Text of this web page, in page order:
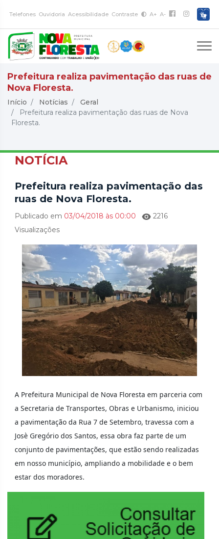
Telefones Ouvidoria Acessibilidade Contraste A+ A-
Prefeitura realiza pavimentação das ruas de
Nova Floresta.
Início Notícias
Geral
Prefeitura realiza pavimentação das ruas de Nova
Floresta.
NOTÍCIA
Prefeitura realiza pavimentação das
ruas de Nova Floresta.
Publicado em 03/04/2018 às 00:00
2216
Visualizações
A Prefeitura Municipal de Nova Floresta em parceria com
a Secretaria de Transportes, Obras e Urbanismo, iniciou
a pavimentação da Rua 7 de Setembro, travessa com a
Josè Gregório dos Santos, essa obra faz parte de um
conjunto de pavimentações, que estão sendo realizadas
em nosso município, ampliando a mobilidade e o bem
estar dos moradores.